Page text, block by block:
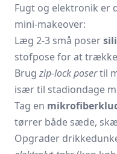
Fugt og elektronik er
mini-makeover:
Læg 2-3 små poser
stofpose for at
Brug zip-lock posertil
især til stadiondage
Tag en
tørrer både sæde,
Opgrader